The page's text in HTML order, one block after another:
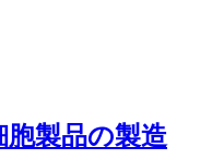
胞製品の製造